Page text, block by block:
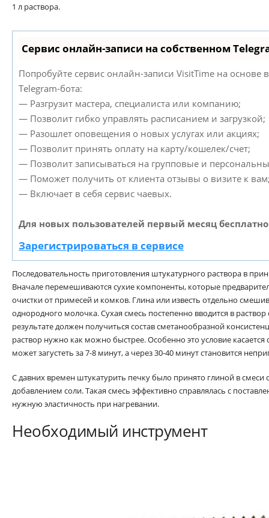
1 л раствора.
Сервис онлайн-записи на собственном
Попробуйте сервис онлайн-записи VisitTime на основе
Telegram-бота:
— Разгрузит мастера, специалиста или компанию;
— Позволит гибко управлять расписанием и загрузкой;
— Разошлет оповещения о новых услугах или акциях;
— Позволит принять оплату на карту/кошелек/счет;
— Позволит записываться на групповые и
— Поможет получить от клиента отзывы о визите к
— Включает в себя сервис чаевых.
Для новых пользователей первый месяц
Зарегистрироваться в сервисе
Последовательность приготовления штукатурного раствора в
Вначале перемешиваются сухие компоненты, которые
очистки от примесей и комков. Глина или известь отдельно
однородного молочка. Сухая смесь постепенно вводится в
результате должен получиться состав сметанообразной
раствор нужно как можно быстрее. Особенно это условие касается
может загустеть за 7-8 минут, а через 30-40 минут становится
С давних времен штукатурить печку было принято глиной в
добавлением соли. Такая смесь эффективно справлялась с
нужную эластичность при нагревании.
Необходимый инструмент